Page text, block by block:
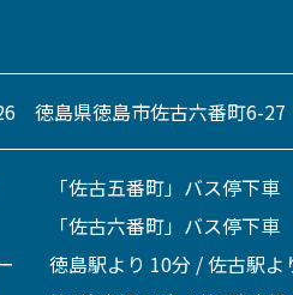
徳島県徳島市佐古六番町6-27
「佐古五番町」バス停下
「佐古六番町」バス停下
徳島駅より 10分 / 佐古駅